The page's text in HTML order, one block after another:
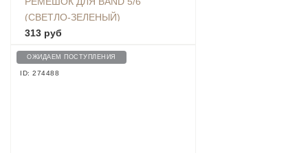
(СВЕТЛО-ЗЕЛЕНЫЙ)
313 руб
ОЖИДАЕМ ПОСТУПЛЕНИЯ
ID: 274488